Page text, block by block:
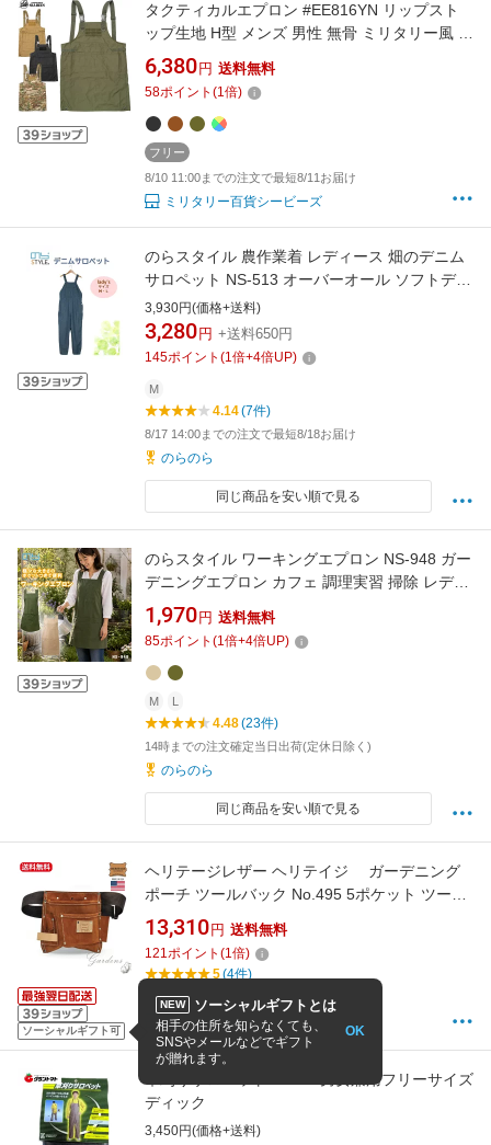
タクティカルエプロン #EE816YN リップスト
ップ生地 H型 メンズ 男性 無骨 ミリタリー風 作
業用 ポケット多数 バックル固定 ガーデニング
メンズ アウトドア キャンプ
6,380 円 送料無料
58ポイント (1倍)
フリー
8/10 11:00までの注文で最短8/11お届け
ミリタリー百貨シービーズ
のらスタイル 農作業着 レディース 畑のデニム
サロペット NS-513 オーバーオール ソフトデニ
ム ツナギ つなぎ 多機能 農作業 作業着 作業服
ガーデニング 綿
3,930円(価格+送料)
3,280 円 +送料650円
145ポイント (1倍+4倍UP)
M
4.14(7件)
8/17 14:00までの注文で最短8/18お届け
のらのら
同じ商品を安い順で見る
のらスタイル ワーキングエプロン NS-948 ガー
デニングエプロン カフェ 調理実習 掃除 レディ
ース メンズ 多機能 男女兼用サイズ 大容量 農作
業 家庭菜園
1,970 円 送料無料
85ポイント (1倍+4倍UP)
M L
4.48(23件)
14時までの注文確定当日出荷(定休日除く)
のらのら
同じ商品を安い順で見る
ソーシャルギフト可
ヘリテージレザー ヘリテイジ ガーデニング
ポーチ ツールバック No.495 5ポケット ツール
ポーチ ガーデニング DIY 収納 本格 レザー 革小
物 の日 父の日 ギフト プレゼント アメリカ
USA 人気 定番 ロサンゼルス
13,310 円 送料無料
121ポイント (1倍)
5(4件)
15:00までの注文で 最短8/9(翌日) お届け
GARDENS(ガーデンズ)
草刈りサロペット G-300 男女兼用フリーサイズ
ディック
3,450円(価格+送料)
NEW ソーシャルギフトとは
相手の住所を知らなくても、
SNSやメールなどでギフト
が贈れます。
OK